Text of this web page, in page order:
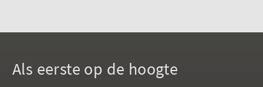
Als eerste op de hoogte